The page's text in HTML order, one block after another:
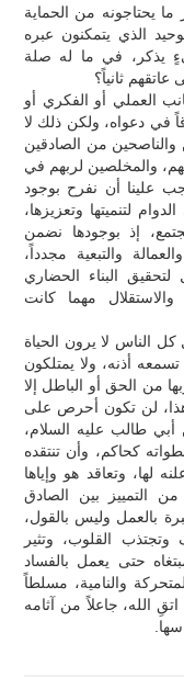
يحتاجونه من الحماية
الذي يتمكنون عبره
يذكر، في ما له صلة
عاتقهم ثانياً؟
العملي أو الفكري أو
في دعواه، ولكن ذلك لا
والناصحين من الصادقين
والمخلصين لربهم في
يجب علينا أن نفرح بوجود
لتنميتها وتعزيزها،
إذ بوجودها نضمن
والتبعية مجدداً،
البناء الحضاري
مهما كانت
الناس لا يرون الحياة
أذنه، ولا يمتلكون
من الحق أو الباطل إلا
هذا، لن تكون أحرص على
أبي طالب عليه السلام،
كحاكم، وأن تنتقده
لها، وتعاقد هو وإياها
من التمييز بين الصادق
بالعمل وليس بالقول،
القلوب، وتثير
حتى يعمل بالفساد
والنامية، مسلطاً
الله، جاعلاً من آثامه